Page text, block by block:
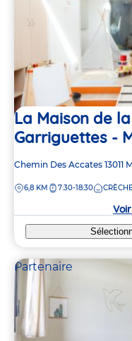
La Maison de
Garriguettes -
Adresse
la
Chemin Des Accates 13011
DISTANCE
6,8 KM 7:30-18:30 CRÈCHE
Partenaire